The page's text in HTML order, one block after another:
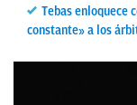
FEMENINO
PAPARAZZI
Tebas enloquece
constante» a los